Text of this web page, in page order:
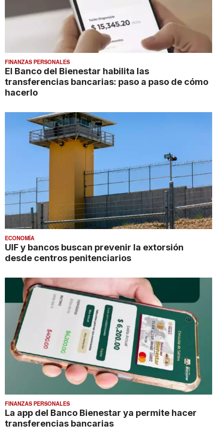
FINANZAS PERSONALES
El Banco del Bienestar habilita las
transferencias bancarias: paso a paso de cómo
hacerlo
ECONOMÍA
UIF y bancos buscan prevenir la extorsión
desde centros penitenciarios
FINANZAS PERSONALES
La app del Banco Bienestar ya permite hacer
transferencias bancarias